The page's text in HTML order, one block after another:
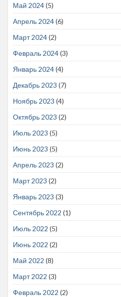
Май 2024(5)
Апрель 2024(6)
Март 2024(2)
Февраль 2024(3)
Январь 2024(4)
Декабрь 2023 (7)
Ноябрь 2023 (4)
Октябрь 2023 (2)
Июль 2023 (5)
Июнь 2023 (5)
Апрель 2023 (2)
Март 2023 (2)
Январь 2023 (3)
Сентябрь 2022 (1)
Июль 2022 (5)
Июнь 2022 (2)
Май 2022 (8)
Март 2022 (3)
Февраль 2022 (2)